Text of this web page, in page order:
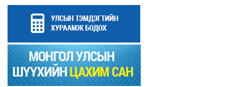
Нээлттэй ажлын байрны зар
2022 оны 03 сарын 31
Д.Гүрсоронз нарт холбогдох хэргийг хяналтын шатны шүүх хуралдаанаар
хэлэлцүүлэхээс татгалзав
2022 оны 03 сарын 30
Дээд шүүхийн нийт шүүгчийн хуралдаан болно